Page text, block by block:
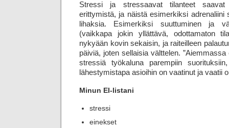
Stressi ja stressaavat tilanteet saavat
erittymistä, ja näistä esimerkiksi adrenaliini
lihaksia. Esimerkiksi suuttuminen ja
(vaikkapa jokin yllättävä, odottamaton
nykyään kovin sekaisin, ja raiteilleen
päiviä, joten sellaisia välttelen.
stressiä työkaluna parempiin
lähestymistapa asioihin on vaatinut ja vaatii
Minun EI-listani
stressi
einekset